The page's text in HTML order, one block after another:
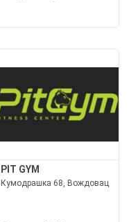
PIT GYM
Кумодрашка 68, Вождовац